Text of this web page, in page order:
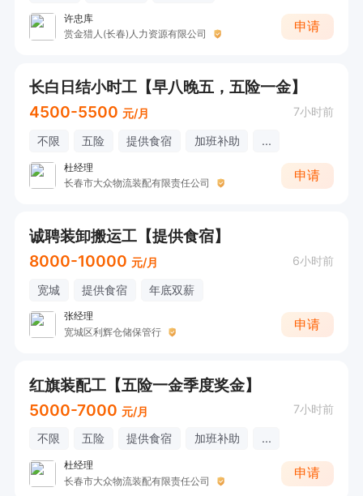
许忠库
赏金猎人(长春)人力资源有限公司
申请
长白日结小时工【早八晚五，五险一金】
4500-5500 元/月 7小时前
不限 五险 提供食宿 加班补助 ...
杜经理
长春市大众物流装配有限责任公司
申请
诚聘装卸搬运工【提供食宿】
8000-10000 元/月 6小时前
宽城 提供食宿 年底双薪
张经理
宽城区利辉仓储保管行
申请
红旗装配工【五险一金季度奖金】
5000-7000 元/月 7小时前
不限 五险 提供食宿 加班补助 ...
杜经理
长春市大众物流装配有限责任公司
申请